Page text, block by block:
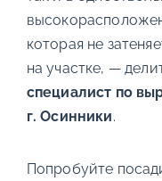
которая не
на участке, —
специалист по
г. Осинники.
Попробуйте